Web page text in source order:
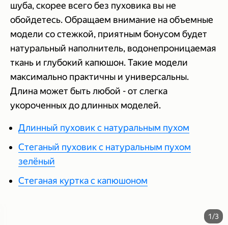
шуба, скорее всего без пуховика вы не
обойдетесь. Обращаем внимание на объемные
модели со стежкой, приятным бонусом будет
натуральный наполнитель, водонепроницаемая
ткань и глубокий капюшон. Такие модели
максимально практичны и универсальны.
Длина может быть любой - от слегка
укороченных до длинных моделей.
Длинный пуховик с натуральным пухом
Стеганый пуховик с натуральным пухом
зелёный
Стеганая куртка с капюшоном
1/3